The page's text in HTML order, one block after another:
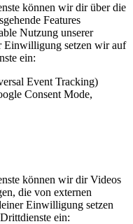
können wir dir über die
Features
Nutzung unserer
Einwilligung setzen wir auf
ein:
Event Tracking)
Consent Mode,
können wir dir Videos
die von externen
Einwilligung setzen
ein: